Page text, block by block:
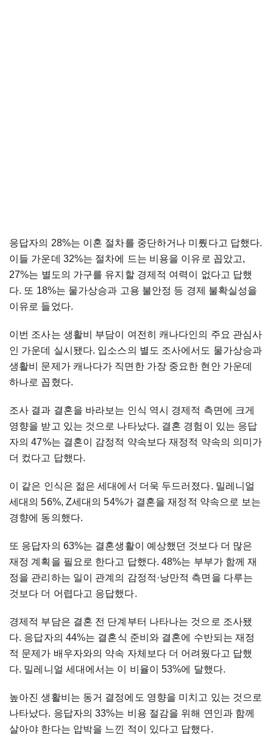
응답자의 28%는 이혼 절차를 중단하거나 미뤘다고 답했다.
이들 가운데 32%는 절차에 드는 비용을 이유로 꼽았고,
27%는 별도의 가구를 유지할 경제적 여력이 없다고 답했
다. 또 18%는 물가상승과 고용 불안정 등 경제 불확실성을
이유로 들었다.
이번 조사는 생활비 부담이 여전히 캐나다인의 주요 관심사
인 가운데 실시됐다. 입소스의 별도 조사에서도 물가상승과
생활비 문제가 캐나다가 직면한 가장 중요한 현안 가운데
하나로 꼽혔다.
조사 결과 결혼을 바라보는 인식 역시 경제적 측면에 크게
영향을 받고 있는 것으로 나타났다. 결혼 경험이 있는 응답
자의 47%는 결혼이 감정적 약속보다 재정적 약속의 의미가
더 컸다고 답했다.
이 같은 인식은 젊은 세대에서 더욱 두드러졌다. 밀레니얼
세대의 56%, Z세대의 54%가 결혼을 재정적 약속으로 보는
경향에 동의했다.
또 응답자의 63%는 결혼생활이 예상했던 것보다 더 많은
재정 계획을 필요로 한다고 답했다. 48%는 부부가 함께 재
정을 관리하는 일이 관계의 감정적·낭만적 측면을 다루는
것보다 더 어렵다고 응답했다.
경제적 부담은 결혼 전 단계부터 나타나는 것으로 조사됐
다. 응답자의 44%는 결혼식 준비와 결혼에 수반되는 재정
적 문제가 배우자와의 약속 자체보다 더 어려웠다고 답했
다. 밀레니얼 세대에서는 이 비율이 53%에 달했다.
높아진 생활비는 동거 결정에도 영향을 미치고 있는 것으로
나타났다. 응답자의 33%는 비용 절감을 위해 연인과 함께
살아야 한다는 압박을 느낀 적이 있다고 답했다.